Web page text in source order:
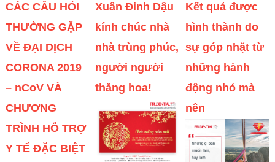
CÁC CÂU HỎI
THƯỜNG GẶP
VỀ ĐẠI DỊCH
CORONA 2019
– nCoV VÀ
CHƯƠNG
TRÌNH HỖ TRỢ
Y TẾ ĐẶC BIỆT
Xuân Đinh Dậu
kính chúc nhà
nhà trùng phúc,
người người
thăng hoa!
Kết quả được
hình thành do
sự góp nhặt từ
những hành
động nhỏ mà
nên